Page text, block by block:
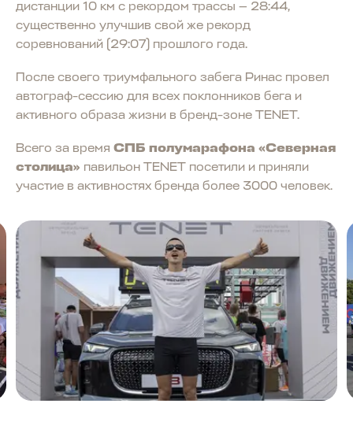
дистанции 10 км с рекордом трассы — 28:44,
существенно улучшив свой же рекорд
соревнований (29:07) прошлого года.
После своего триумфального забега Ринас провел
автограф-сессию для всех поклонников бега и
активного образа жизни в бренд-зоне TENET.
Всего за время СПБ полумарафона «Северная
столица» павильон TENET посетили и приняли
участие в активностях бренда более 3000 человек.